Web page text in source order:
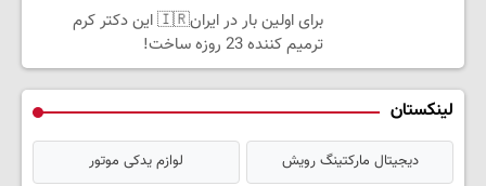
برای اولین بار در ایران🇮🇷 این دکتر کرم
ترمیم کننده 23 روزه ساخت!
لینکستان
دیجیتال مارکتینگ رویش لوازم یدکی موتور